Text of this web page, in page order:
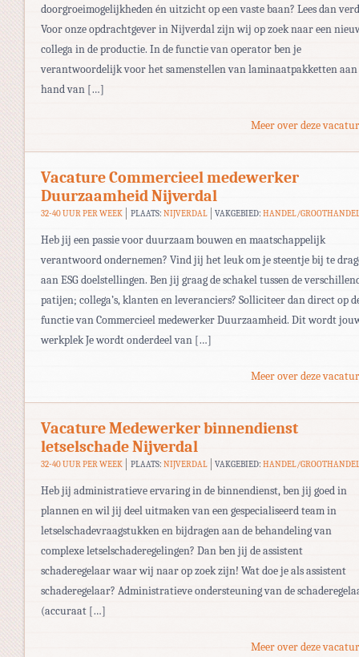
doorgroeimogelijkheden én uitzicht op een vaste baan? Lees dan
Voor onze opdrachtgever in Nijverdal zijn wij op zoek naar een
collega in de productie. In de functie van operator ben je
verantwoordelijk voor het samenstellen van laminaatpakketten aan
hand van […]
Meer over deze
Vacature Commercieel medewerker
Duurzaamheid Nijverdal
32-40 UUR PER WEEK PLAATS: NIJVERDAL VAKGEBIED:HANDEL/
Heb jij een passie voor duurzaam bouwen en maatschappelijk
verantwoord ondernemen? Vind jij het leuk om je steentje bij te
aan ESG doelstellingen. Ben jij graag de schakel tussen de
patijen; collega’s, klanten en leveranciers? Solliciteer dan direct op
functie van Commercieel medewerker Duurzaamheid. Dit wordt
werkplek Je wordt onderdeel van […]
Meer over deze
Vacature Medewerker binnendienst
letselschade Nijverdal
32-40 UUR PER WEEK PLAATS: NIJVERDAL VAKGEBIED:HANDEL/
Heb jij administratieve ervaring in de binnendienst, ben jij goed in
plannen en wil jij deel uitmaken van een gespecialiseerd team in
letselschadevraagstukken en bijdragen aan de behandeling van
complexe letselschaderegelingen? Dan ben jij de assistent
schaderegelaar waar wij naar op zoek zijn! Wat doe je als assistent
schaderegelaar? Administratieve ondersteuning van de
(accuraat […]
Meer over deze